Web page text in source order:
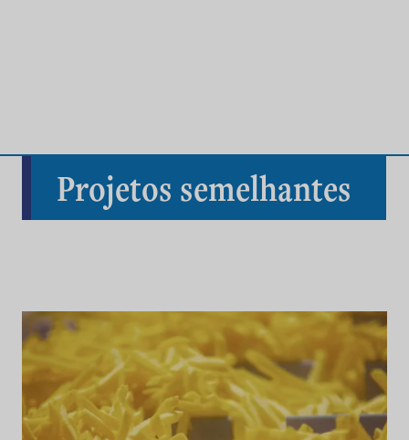
Projetos semelhantes